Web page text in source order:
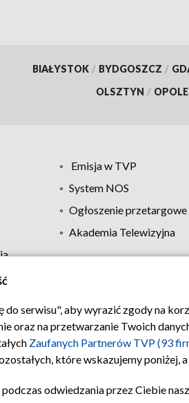
BIAŁYSTOK / BYDGOSZCZ /
OLSZTYN / OPOLE
Emisja w TVP
System NOS
Ogłoszenie przetargowe
Akademia Telewizyjna
Regulamin TVP Polityka
serwisu", aby wyrazić zgody na
oraz na przetwarzanie Twoich
Zaufanych Partnerów TVP (93
które wskazujemy
odwiedzania przez Ciebie